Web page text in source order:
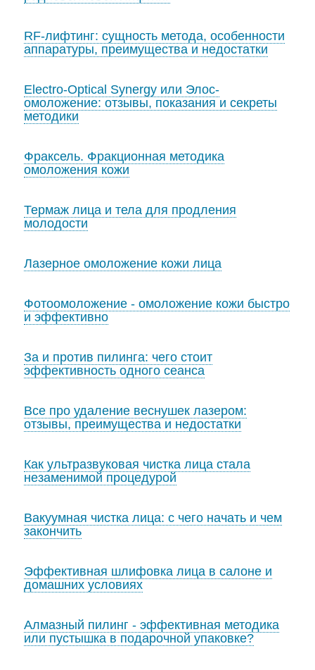
RF-лифтинг: сущность метода, особенности
аппаратуры, преимущества и недостатки
Electro-Optical Synergy или Элос-
омоложение: отзывы, показания и секреты
методики
Фраксель. Фракционная методика
омоложения кожи
Термаж лица и тела для продления
молодости
Лазерное омоложение кожи лица
Фотоомоложение - омоложение кожи быстро
и эффективно
За и против пилинга: чего стоит
эффективность одного сеанса
Все про удаление веснушек лазером:
отзывы, преимущества и недостатки
Как ультразвуковая чистка лица стала
незаменимой процедурой
Вакуумная чистка лица: с чего начать и чем
закончить
Эффективная шлифовка лица в салоне и
домашних условиях
Алмазный пилинг - эффективная методика
или пустышка в подарочной упаковке?